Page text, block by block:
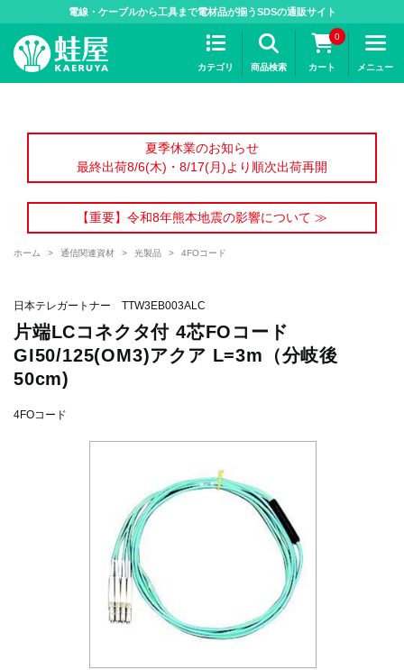
電線・ケーブルから工具まで電材品が揃うSDSの通販サイト
カテゴリ 商品検索
0
カート メニュー
夏季休業のお知らせ
最終出荷8/6(木)・8/17(月)より順次出荷再開
【重要】令和8年熊本地震の影響について ≫
ホーム > 通信関連資材 > 光製品 > 4FOコード
日本テレガートナー TTW3EB003ALC
片端LCコネクタ付 4芯FOコード
GI50/125(OM3)アクア L=3m（分岐後
50cm)
4FOコード